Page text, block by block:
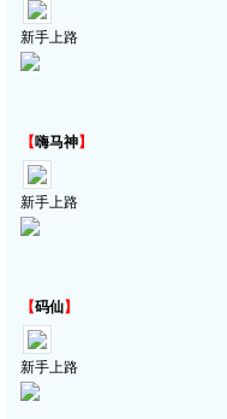
新手上路
【嗨马神】
新手上路
【码仙】
新手上路